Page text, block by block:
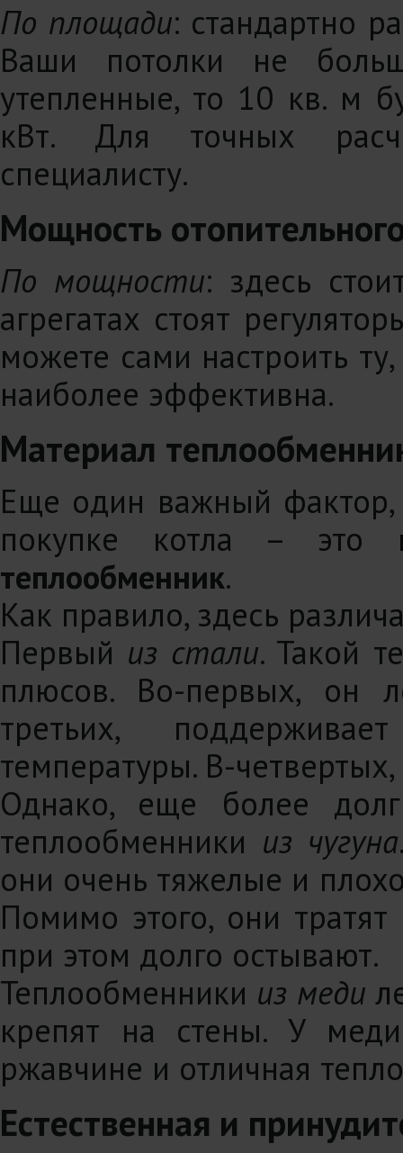
По площади: стандартно
Ваши потолки не
утепленные, то 10 кв. м
кВт. Для точных
специалисту.
Мощность
По мощности: здесь
агрегатах стоят
можете сами настроить
наиболее эффективна.
Материал
Еще один важный фактор,
покупке котла – это
теплообменник.
Как правило, здесь
Первый из стали. Такой
плюсов. Во-первых, он
третьих,
температуры. В-
Однако, еще более
теплообменники из чугуна
они очень тяжелые и
Помимо этого, они
при этом долго остывают.
Теплообменники из меди
крепят на стены. У
ржавчине и отличная
Естественная и